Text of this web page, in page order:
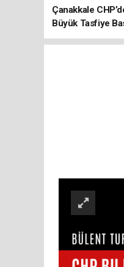
Çanakkale
Büyük Tasfiye
Uçuşuyor